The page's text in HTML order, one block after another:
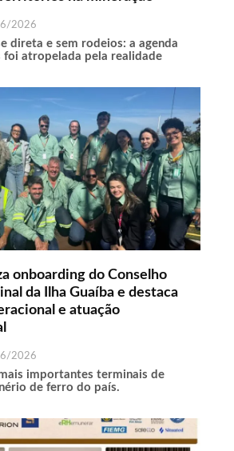
2026
direta e sem rodeios: a agenda
foi atropelada pela realidade
onboarding do Conselho
da Ilha Guaíba e destaca
e atuação
2026
importantes terminais de
de ferro do país.